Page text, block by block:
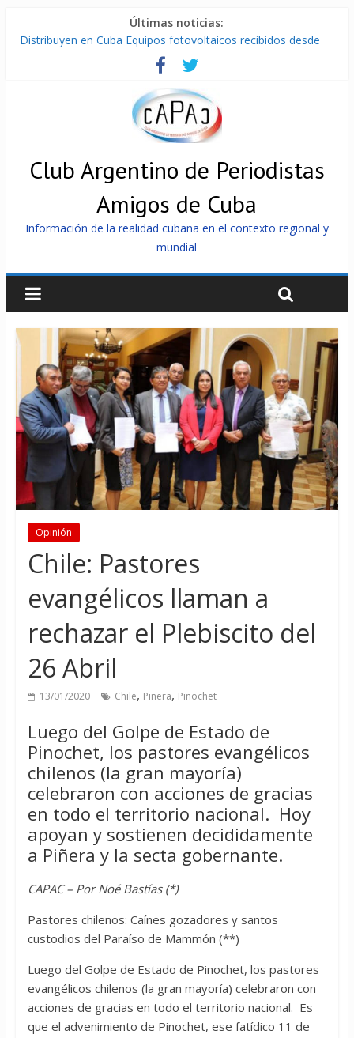
Últimas noticias:
Distribuyen en Cuba Equipos fotovoltaicos recibidos desde
La ONU condena medidas de EE.UU contra Cuba
Cuba alerta sobre doctrina militar de dominación de EEUU
Nuevas sanciones de EEUU contra Cuba apuntan a la
cooperación militar con Rusia y China
Brutal represión contra los que marchan para que no se
venda la patria
Club Argentino de Periodistas
Amigos de Cuba
Información de la realidad cubana en el contexto regional y
mundial
Opinión
Chile: Pastores
evangélicos llaman a
rechazar el Plebiscito del
26 Abril
13/01/2020 Chile, Piñera, Pinochet
Luego del Golpe de Estado de
Pinochet, los pastores evangélicos
chilenos (la gran mayoría)
celebraron con acciones de gracias
en todo el territorio nacional. Hoy
apoyan y sostienen decididamente
a Piñera y la secta gobernante.
CAPAC – Por Noé Bastías (*)
Pastores chilenos: Caínes gozadores y santos
custodios del Paraíso de Mammón (**)
Luego del Golpe de Estado de Pinochet, los pastores
evangélicos chilenos (la gran mayoría) celebraron con
acciones de gracias en todo el territorio nacional. Es
que el advenimiento de Pinochet, ese fatídico 11 de